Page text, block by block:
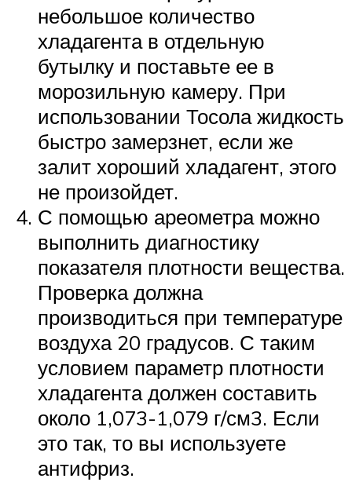
небольшое количество
хладагента в отдельную
бутылку и поставьте ее в
морозильную камеру. При
использовании Тосола жидкость
быстро замерзнет, если же
залит хороший хладагент, этого
не произойдет.
С помощью ареометра можно
выполнить диагностику
показателя плотности вещества.
Проверка должна
производиться при температуре
воздуха 20 градусов. С таким
условием параметр плотности
хладагента должен составить
около 1,073-1,079 г/см3. Если
это так, то вы используете
антифриз.